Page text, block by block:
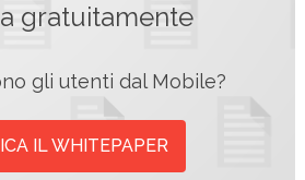
gratuitamente
gli utenti dal Mobile?
IL WHITEPAPER